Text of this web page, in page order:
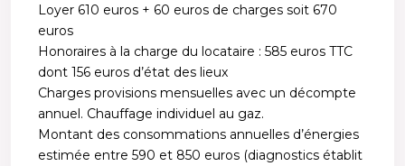
Loyer 610 euros + 60 euros de charges soit 670
euros
Honoraires à la charge du locataire : 585 euros TTC
dont 156 euros d’état des lieux
Charges provisions mensuelles avec un décompte
annuel. Chauffage individuel au gaz.
Montant des consommations annuelles d’énergies
estimée entre 590 et 850 euros (diagnostics établit